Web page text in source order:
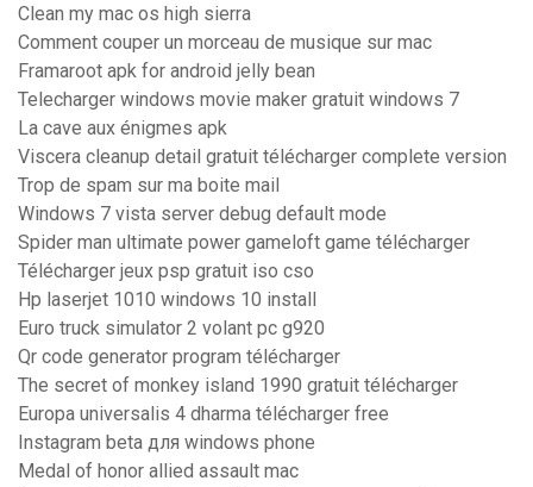
Clean my mac os high sierra
Comment couper un morceau de musique sur mac
Framaroot apk for android jelly bean
Telecharger windows movie maker gratuit windows 7
La cave aux énigmes apk
Viscera cleanup detail gratuit télécharger complete version
Trop de spam sur ma boite mail
Windows 7 vista server debug default mode
Spider man ultimate power gameloft game télécharger
Télécharger jeux psp gratuit iso cso
Hp laserjet 1010 windows 10 install
Euro truck simulator 2 volant pc g920
Qr code generator program télécharger
The secret of monkey island 1990 gratuit télécharger
Europa universalis 4 dharma télécharger free
Instagram beta для windows phone
Medal of honor allied assault mac